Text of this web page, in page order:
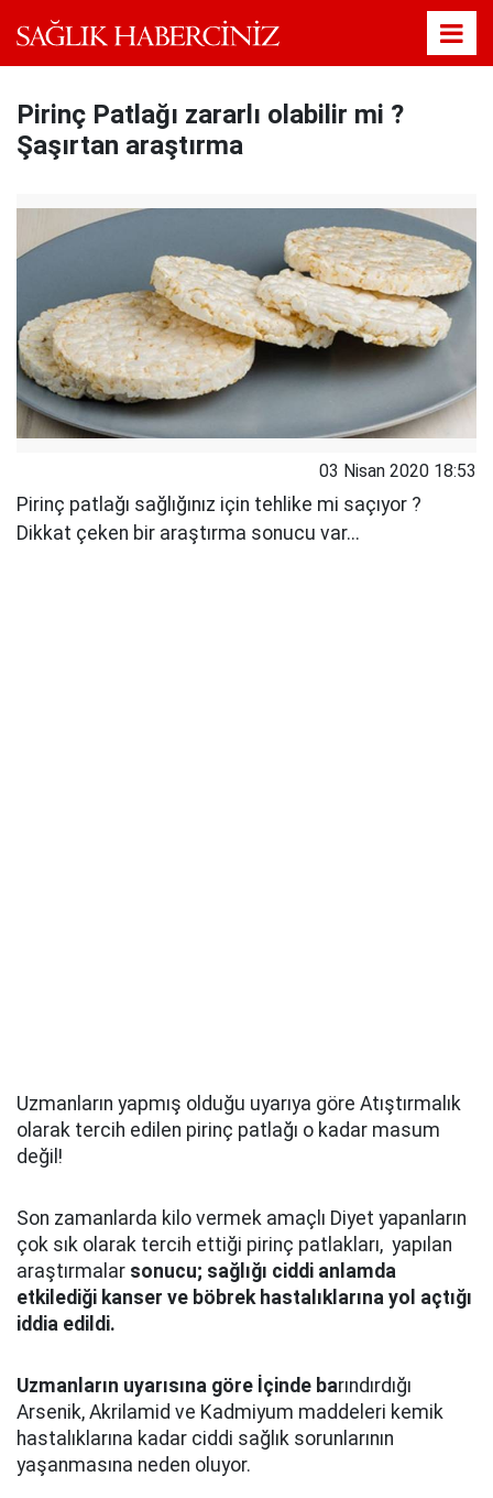
Pirinç Patlağı zararlı olabilir mi ?
Şaşırtan araştırma
03 Nisan 2020 18:53
Pirinç patlağı sağlığınız için tehlike mi saçıyor ?
Dikkat çeken bir araştırma sonucu var...
Uzmanların yapmış olduğu uyarıya göre Atıştırmalık
olarak tercih edilen pirinç patlağı o kadar masum
değil!
Son zamanlarda kilo vermek amaçlı Diyet yapanların
çok sık olarak tercih ettiği pirinç patlakları, yapılan
araştırmalar sonucu; sağlığı ciddi anlamda
etkilediği kanser ve böbrek hastalıklarına yol açtığı
iddia edildi.
Uzmanların uyarısına göre İçinde barındırdığı
Arsenik, Akrilamid ve Kadmiyum maddeleri kemik
hastalıklarına kadar ciddi sağlık sorunlarının
yaşanmasına neden oluyor.